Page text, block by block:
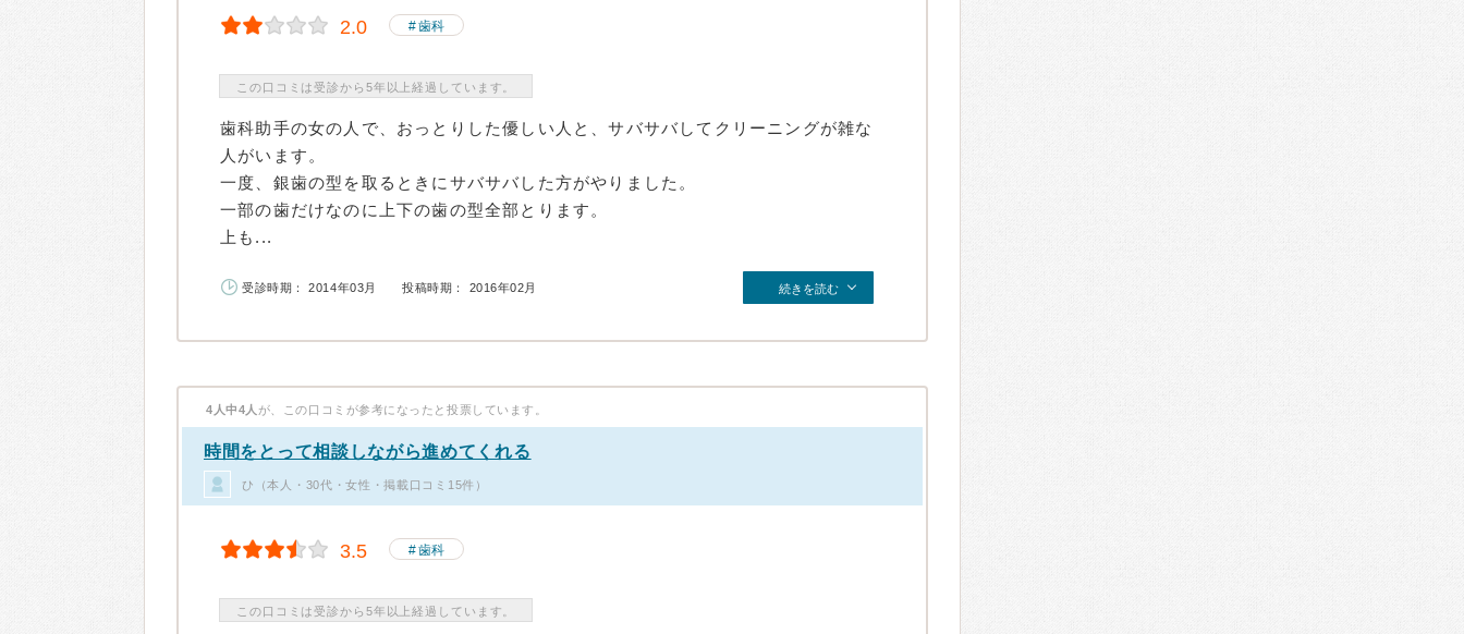
2.0 歯科
この口コミは受診から5年以上経過しています。
歯科助手の女の人で、おっとりした優しい人と、サバサバしてクリーニングが雑な
人がいます。
一度、銀歯の型を取るときにサバサバした方がやりました。
一部の歯だけなのに上下の歯の型全部とります。
上も...
受診時期： 2014年03月 投稿時期： 2016年02月 続きを読む
4人中4人 が、この口コミが参考になったと投票しています。
時間をとって相談しながら進めてくれる
ひ（本人・30代・女性・掲載口コミ15件）
3.5 歯科
この口コミは受診から5年以上経過しています。